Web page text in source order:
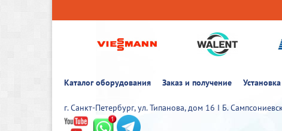
Каталог оборудования Заказ и получение
г. Санкт-Петербург, ул. Типанова, дом 16 I Б.